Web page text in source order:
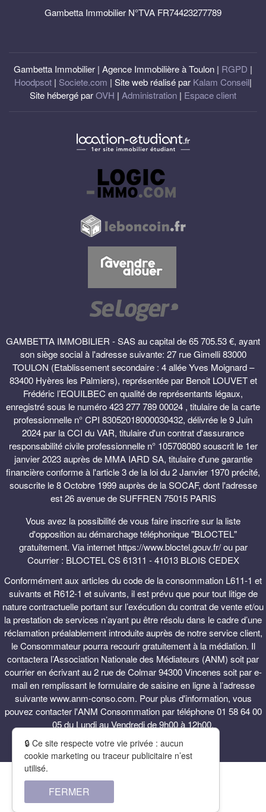
Gambetta Immobilier N°TVA FR74423277789
Gambetta Immobilier | Agence Immobilière à Toulon | RGPD |
Hoodpsot | Societe.com | Site web réalisé par Kalam Conseil|
Site hébergé parOVH | Administration | Espace client
GAMBETTA IMMOBILIER - SAS au capital de 65 705.53 €, ayant
son siège social à l'adresse suivante: 27 rue Gimelli 83000
TOULON (Etablissement secondaire : 4 allée Yves Moignard –
83400 Hyères les Palmiers), représentée par Benoit LOUVET et
Frédéric l’EQUILBEC en qualité de représentants légaux,
enregistré sous le numéro 423 277 789 00024 , titulaire de la carte
professionnelle n° CPI 83052018000030432, délivrée le 9 Juin
2024 par la CCI du VAR, titulaire d'un contrat d'assurance
responsabilité civile professionnelle n° 105708080 souscrit le 1er
janvier 2023 auprès de MMA IARD SA, titulaire d'une garantie
financière conforme à l'article 3 de la loi du 2 Janvier 1970 précité,
souscrite le 8 Octobre 1999 auprès de la SOCAF, dont l'adresse
est 26 avenue de SUFFREN 75015 PARIS
Vous avez la possibilité de vous faire inscrire sur la liste
d'opposition au démarchage téléphonique "BLOCTEL"
gratuitement. Via internet https://www.bloctel.gouv.fr/ ou par
Courrier : BLOCTEL CS 61311 - 41013 BLOIS CEDEX
Conformément aux articles du code de la consommation L611-1 et
suivants et R612-1 et suivants, il est prévu que pour tout litige de
nature contractuelle portant sur l’exécution du contrat de vente et/ou
la prestation de services n’ayant pu être résolu dans le cadre d’une
réclamation préalablement introduite auprès de notre service client,
le Consommateur pourra recourir gratuitement à la médiation. Il
contactera l’Association Nationale des Médiateurs (ANM) soit par
courrier en écrivant au 2 rue de Colmar 94300 Vincenes soit par e-
mail en remplissant le formulaire de saisine en ligne à l’adresse
suivante www.anm-conso.com. Pour plus d'information, vous
pouvez contacter l'ANM Consommation par téléphone 01 58 64 00
05 du Lundi au Vendredi de 9h00 à 12h00.
🔒 Ce site respecte votre vie privée : aucun
cookie marketing ou traceur publicitaire n’est
utilisé.
FERMER